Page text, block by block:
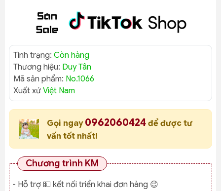
Tình trạng: Còn hàng
Thương hiệu: Duy Tân
Mã sản phẩm: No.1066
Xuất xứ Việt Nam
Gọi ngay 0962060424 để được tư
vấn tốt nhất!
Chương trình KM
- Hỗ trợ 💵 kết nối triển khai đơn hàng 😉